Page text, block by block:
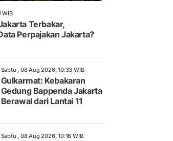
WIB
Terbakar,
Perpajakan Jakarta?
Sabtu , 08 Aug 2026, 10:33 WIB
Gulkarmat: Kebakaran
Gedung Bappenda Jakarta
Berawal dari Lantai 11
Sabtu , 08 Aug 2026, 10:16 WIB